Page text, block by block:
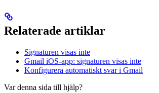
Relaterade artiklar
Signaturen visas inte
Gmail iOS-app: signaturen visas inte
Konfigurera automatiskt svar i Gmail
Var denna sida till hjälp?